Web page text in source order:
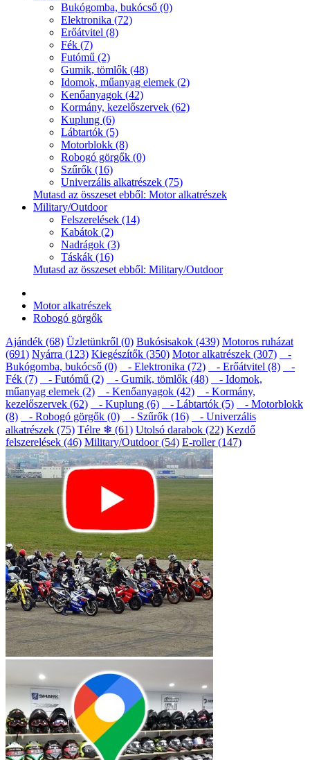
Bukógomba, bukócső (0)
Elektronika (72)
Erőátvitel (8)
Fék (7)
Futómű (2)
Gumik, tömlők (48)
Idomok, műanyag elemek (2)
Kenőanyagok (42)
Kormány, kezelőszervek (62)
Kuplung (6)
Lábtartók (5)
Motorblokk (8)
Robogó görgők (0)
Szűrők (16)
Univerzális alkatrészek (75)
Mutasd az összeset ebből: Motor alkatrészek
Military/Outdoor
Felszerelések (14)
Kabátok (2)
Nadrágok (3)
Táskák (16)
Mutasd az összeset ebből: Military/Outdoor
Motor alkatrészek
Robogó görgők
Ajándék (68) Üzletünkről (0) Bukósisakok (439) Motoros ruházat
(691) Nyárra (123) Kiegészítők (350) Motor alkatrészek (307)
-
Bukógomba, bukócső (0)
- Elektronika (72) - Erőátvitel (8)
-
Fék (7)
- Futómű (2) - Gumik, tömlők (48)
- Idomok,
műanyag elemek (2)
- Kenőanyagok (42)
- Kormány,
kezelőszervek (62)
- Kuplung (6) - Lábtartók (5)
- Motorblokk
(8)
- Robogó görgők (0) - Szűrők (16)
- Univerzális
alkatrészek (75) Télre ❄ (61) Utolsó darabok (22) Kezdő
felszerelések (46) Military/Outdoor (54) E-roller (147)